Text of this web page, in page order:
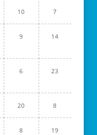
10 7
9 14
6 23
20 8
8 19